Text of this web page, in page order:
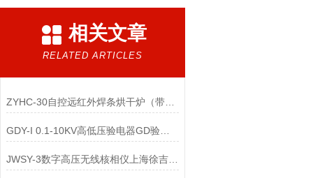
相关文章
RELATED ARTICLES
GDY-I 0.1-10KV高低压验电器GD验电器高压验电器
JWSY-3数字高压无线核相仪上海徐吉电气